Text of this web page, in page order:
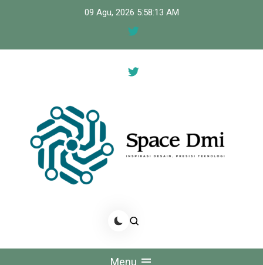
09 Agu, 2026 5:58:13 AM
Space Dmi
Menu